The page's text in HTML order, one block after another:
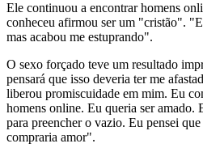
Ele continuou a encontrar homens
conheceu afirmou ser um "cristão".
mas acabou me estuprando".
O sexo forçado teve um resultado
pensará que isso deveria ter me
liberou promiscuidade em mim. Eu
homens online. Eu queria ser amado.
para preencher o vazio. Eu pensei
compraria amor".